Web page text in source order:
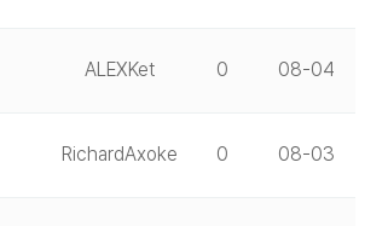
ALEXKet 0 08-04
RichardAxoke 0 08-03